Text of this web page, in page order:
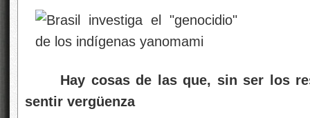
Hay cosas de las que, sin ser los
sentir vergüenza